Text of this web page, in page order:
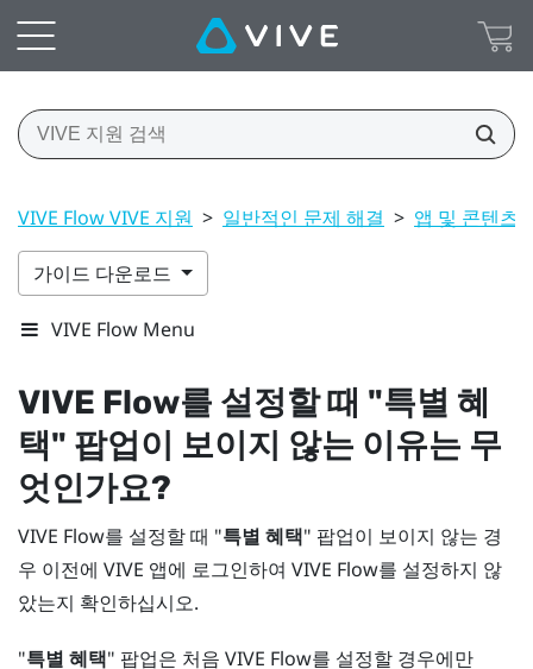
VIVE Flow VIVE 지원 > 일반적인 문제 해결 > 앱 및 콘텐츠
가이드 다운로드
VIVE Flow Menu
VIVE Flow를 설정할 때 "‍특별 혜
택"‍ 팝업이 보이지 않는 이유는 무
엇인가요?
VIVE Flow를 설정할 때 "‍특별 혜택"‍ 팝업이 보이지 않는 경
우 이전에 VIVE 앱에 로그인하여 VIVE Flow를 설정하지 않
았는지 확인하십시오.
"‍특별 혜택"‍ 팝업은 처음 VIVE Flow를 설정할 경우에만